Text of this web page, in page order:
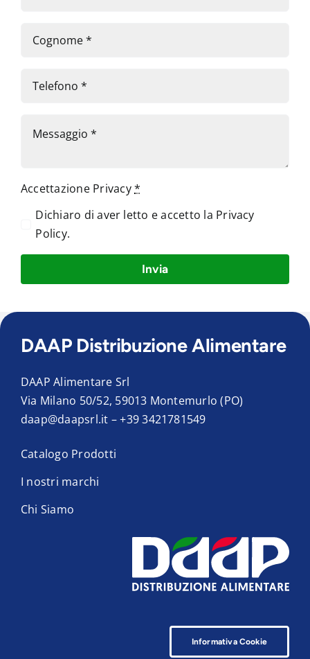
Accettazione Privacy*
Dichiaro di aver letto e accetto la Privacy
Policy.
Invia
DAAP Distribuzione Alimentare
DAAP Alimentare Srl
Via Milano 50/52, 59013 Montemurlo (PO)
daap@daapsrl.it –+39 3421781549
Catalogo Prodotti
I nostri marchi
Chi Siamo
Informativa Cookie